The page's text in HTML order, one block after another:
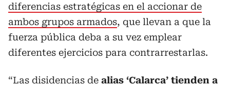
diferencias estratégicas en el accionar de
ambos grupos armados, que llevan a que la
fuerza pública deba a su vez emplear
diferentes ejercicios para contrarrestarlas.
“Las disidencias de alias ‘Calarca’ tienden a